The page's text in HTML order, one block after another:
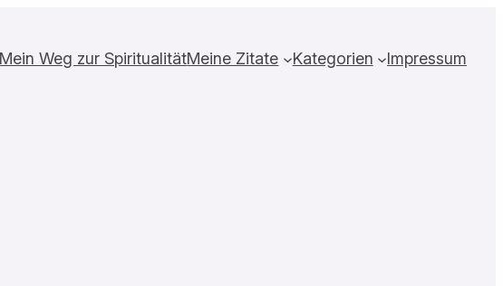
Mein Weg zur SpiritualitätMeine Zitate Kategorien Impressum